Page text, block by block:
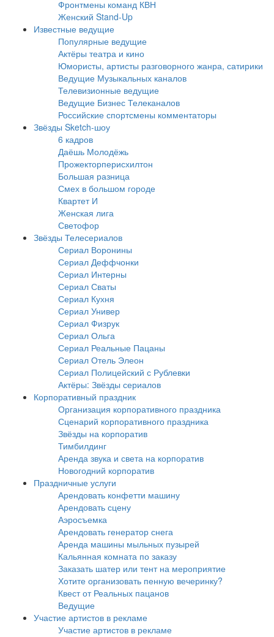
Фронтмены команд КВН
Женский Stand-Up
Известные ведущие
Популярные ведущие
Актёры театра и кино
Юмористы, артисты разговорного жанра, сатирики
Ведущие Музыкальных каналов
Телевизионные ведущие
Ведущие Бизнес Телеканалов
Российские спортсмены комментаторы
Звёзды Sketch-шоу
6 кадров
Даёшь Молодёжь
Прожекторперисхилтон
Большая разница
Смех в большом городе
Квартет И
Женская лига
Светофор
Звёзды Телесериалов
Сериал Воронины
Сериал Деффчонки
Сериал Интерны
Сериал Сваты
Сериал Кухня
Сериал Универ
Сериал Физрук
Сериал Ольга
Сериал Реальные Пацаны
Сериал Отель Элеон
Сериал Полицейский с Рублевки
Актёры: Звёзды сериалов
Корпоративный праздник
Организация корпоративного праздника
Сценарий корпоративного праздника
Звёзды на корпоратив
Тимбилдинг
Аренда звука и света на корпоратив
Новогодний корпоратив
Праздничные услуги
Арендовать конфетти машину
Арендовать сцену
Аэросъемка
Арендовать генератор снега
Аренда машины мыльных пузырей
Кальянная комната по заказу
Заказать шатер или тент на мероприятие
Хотите организовать пенную вечеринку?
Квест от Реальных пацанов
Ведущие
Участие артистов в рекламе
Участие артистов в рекламе